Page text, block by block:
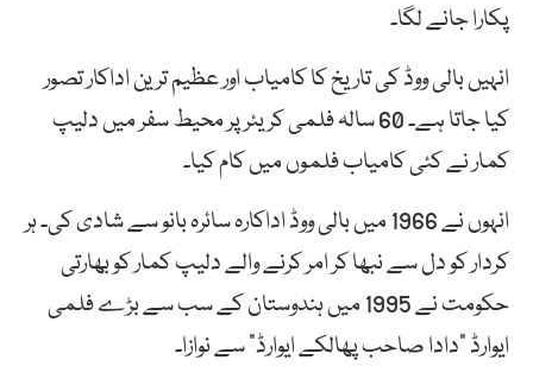
پکارا جانے لگا۔
انہیں بالی ووڈ کی تاریخ کا کامیاب اور عظیم ترین اداکار تصور
کیا جاتا ہے۔ 60 سالہ فلمی کریئر پر محیط سفر میں دلیپ
کمار نے کئی کامیاب فلموں میں کام کیا۔
انہوں نے 1966 میں بالی ووڈ اداکارہ سائرہ بانو سے شادی کی۔ ہر
کردار کو دل سے نبھا کر امر کرنے والے دلیپ کمار کو بھارتی
حکومت نے 1995 میں ہندوستان کے سب سے بڑے فلمی
ایوارڈ “دادا صاحب پھالکے ایوارڈ” سے نوازا۔